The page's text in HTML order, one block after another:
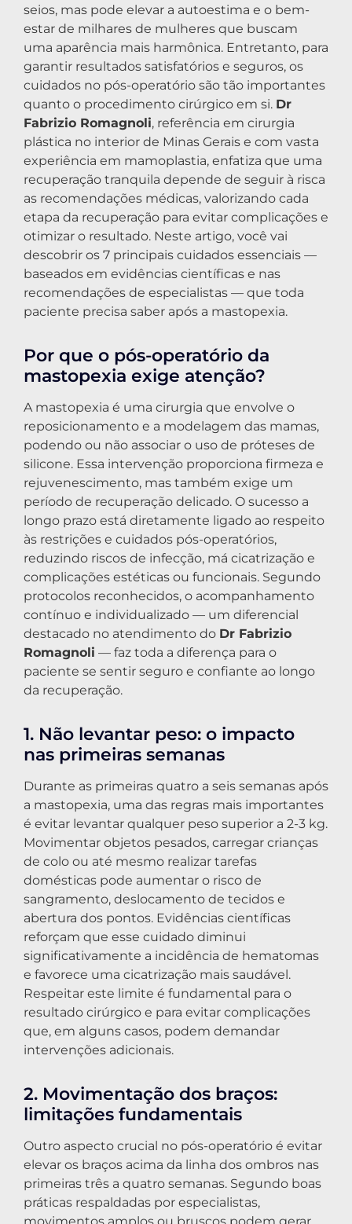
seios, mas pode elevar a autoestima e o bem-
estar de milhares de mulheres que buscam
uma aparência mais harmônica. Entretanto, para
garantir resultados satisfatórios e seguros, os
cuidados no pós-operatório são tão importantes
quanto o procedimento cirúrgico em si. Dr
Fabrizio Romagnoli, referência em cirurgia
plástica no interior de Minas Gerais e com vasta
experiência em mamoplastia, enfatiza que uma
recuperação tranquila depende de seguir à risca
as recomendações médicas, valorizando cada
etapa da recuperação para evitar complicações e
otimizar o resultado. Neste artigo, você vai
descobrir os 7 principais cuidados essenciais —
baseados em evidências científicas e nas
recomendações de especialistas — que toda
paciente precisa saber após a mastopexia.
Por que o pós-operatório da
mastopexia exige atenção?
A mastopexia é uma cirurgia que envolve o
reposicionamento e a modelagem das mamas,
podendo ou não associar o uso de próteses de
silicone. Essa intervenção proporciona firmeza e
rejuvenescimento, mas também exige um
período de recuperação delicado. O sucesso a
longo prazo está diretamente ligado ao respeito
às restrições e cuidados pós-operatórios,
reduzindo riscos de infecção, má cicatrização e
complicações estéticas ou funcionais. Segundo
protocolos reconhecidos, o acompanhamento
contínuo e individualizado — um diferencial
destacado no atendimento do Dr Fabrizio
Romagnoli — faz toda a diferença para o
paciente se sentir seguro e confiante ao longo
da recuperação.
1. Não levantar peso: o impacto
nas primeiras semanas
Durante as primeiras quatro a seis semanas após
a mastopexia, uma das regras mais importantes
é evitar levantar qualquer peso superior a 2-3 kg.
Movimentar objetos pesados, carregar crianças
de colo ou até mesmo realizar tarefas
domésticas pode aumentar o risco de
sangramento, deslocamento de tecidos e
abertura dos pontos. Evidências científicas
reforçam que esse cuidado diminui
significativamente a incidência de hematomas
e favorece uma cicatrização mais saudável.
Respeitar este limite é fundamental para o
resultado cirúrgico e para evitar complicações
que, em alguns casos, podem demandar
intervenções adicionais.
2. Movimentação dos braços:
limitações fundamentais
Outro aspecto crucial no pós-operatório é evitar
elevar os braços acima da linha dos ombros nas
primeiras três a quatro semanas. Segundo boas
práticas respaldadas por especialistas,